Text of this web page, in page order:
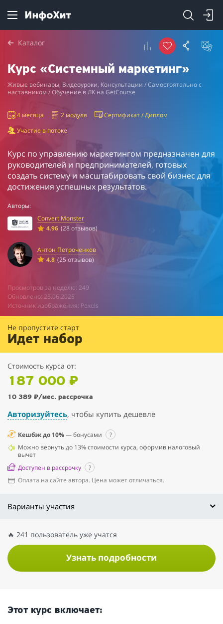
Каталог
Курс «Системный маркетинг»
Живые вебинары, Видеоуроки, Консультации / Самостоятельно с
наставником / Обучение в ЛК на GetCourse
4 месяца 2 модуля
Сертификат / Диплом
Участие в потоке
Курс по управлению маркетингом предназначен для
руководителей и предпринимателей, готовых
создать систему и масштабировать свой бизнес для
достижения успешных результатов.
Авторы:
Convert Monster
4.96 (28 отзывов)
Антон Петроченков
4.8 (25 отзывов)
Просмотров за неделю: 249
Обновлено: 25.06.2025
Источник изображения: Pexels
Не пропустите старт
Идет набор
Стоимость курса от:
187 000 ₽
10 389 ₽/мес. рассрочка
Авторизуйтесь, чтобы купить дешевле
Кешбэк до 10%— бонусами
?
Можно вернуть до 13% стоимости курса, оформив налоговый
вычет
Доступен в рассрочку
?
Оплата на сайте автора. Цена может отличаться.
Варианты участия
🔥 241 пользователь уже учатся
Узнать подробности
Этот курс включает: